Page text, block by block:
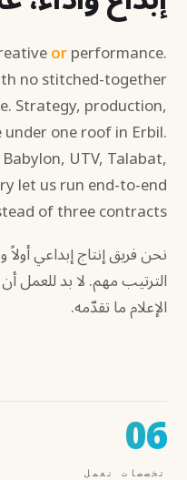
orperformance.
no stitched-together
Strategy, production,
one roof in Erbil.
UTV, Talabat,
let us run end-to-end
of three contracts.
نحن فريق إنتاج إبداعي
الترتيب مهم. لا بد
الإعلام ما تقدّمه.
06
تخصصات تعمل